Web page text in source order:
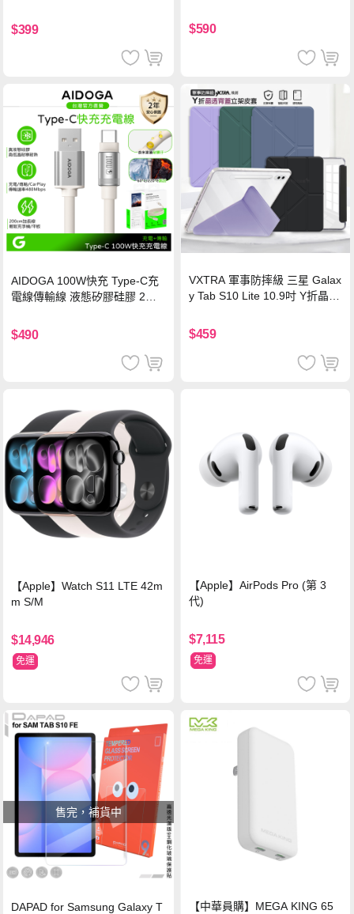
$399 $590
AIDOGA 100W快充 Type-C充
電線傳輸線 液態矽膠硅膠 2M
$490
VXTRA 軍事防摔級 三星 Galax
y Tab S10 Lite 10.9吋 Y折晶透
$459
【Apple】Watch S11 LTE 42m
m S/M
$14,946
免運
【Apple】AirPods Pro (第 3
代)
$7,115
免運
售完，補貨中
DAPAD for Samsung Galaxy T
【中華員購】MEGA KING 65